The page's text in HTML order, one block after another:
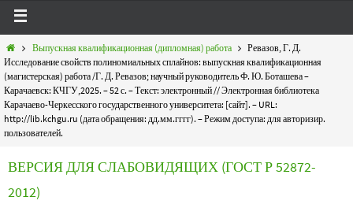
Выпускная квалификационная (дипломная) работа
Ревазов, Г. Д.
Исследование свойств полиномиальных сплайнов: выпускная квалификационная
(магистерская) работа /Г. Д. Ревазов; научный руководитель Ф. Ю. Боташева –
Карачаевск: КЧГУ,2025. – 52 с. – Текст: электронный // Электронная библиотека
Карачаево-Черкесского государственного университета: [сайт]. – URL:
http://lib.kchgu.ru (дата обращения: дд.мм.гггг). – Режим доступа: для авторизир.
пользователей.
ВЕРСИЯ ДЛЯ СЛАБОВИДЯЩИХ (ГОСТ Р 52872-
2012)